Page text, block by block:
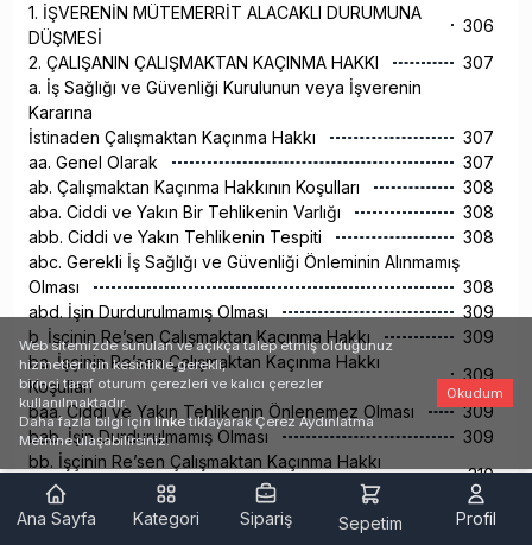
1. İŞVERENİN MÜTEMERRİT ALACAKLI DURUMUNA
DÜŞMESİ
306
2. ÇALIŞANIN ÇALIŞMAKTAN KAÇINMA HAKKI
307
a. İş Sağlığı ve Güvenliği Kurulunun veya İşverenin
Kararına
İstinaden Çalışmaktan Kaçınma Hakkı
307
aa. Genel Olarak
307
ab. Çalışmaktan Kaçınma Hakkının Koşulları
308
aba. Ciddi ve Yakın Bir Tehlikenin Varlığı
308
abb. Ciddi ve Yakın Tehlikenin Tespiti
308
abc. Gerekli İş Sağlığı ve Güvenliği Önleminin Alınmamış
Olması
308
abd. İşin Durdurulmamış Olması
309
b. İşçinin Re’sen Çalışmaktan Kaçınma Hakkı
309
ba. İşçinin Re’sen Çalışmaktan Kaçınma Hakkı
Koşulları
309
baa. Ciddi ve Yakın Tehlikenin Önlenemez Olması
309
bab. İşin Durdurulmamış Olması
309
bb. İşçinin Re’sen Çalışmaktan Kaçınma Hakkı
Kullanımı
310
bba. İşyerini veya Tehlikeli Bölgeyi Terk Ederek
Ana Sayfa Kategori Sipariş Sepetim Profil
Web sitemizde sunulan ve açıkça talep etmiş olduğunuz
hizmetler için kesinlikle gerekli,
birinci taraf oturum çerezleri ve kalıcı çerezler
kullanılmaktadır.
Daha fazla bilgi için linke tıklayarak Çerez Aydınlatma
Metnine ulaşabilirsiniz.
Okudum